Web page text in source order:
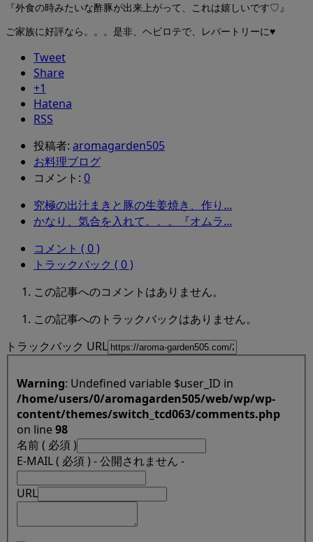
『外食の時みたいな酢豚が出来上がって、これは嬉しいです♡』
ご家族に好評なら。。。是非、ヘビロテで、レパートリーに♥
Tweet
Share
+1
Hatena
RSS
投稿者: aromagarden505
お料理ブログ
コメント: 0
究極の出汁まきと豚の生姜焼き、作り...
かなり、気合を入れて。。。『オムラ...
コメント ( 0 )
トラックバック ( 0 )
この記事へのコメントはありません。
この記事へのトラックバックはありません。
トラックバック URL
Warning : Undefined variable $user_ID in
/home/users/0/aromagarden505/web/wp/wp-
content/themes/switch_tcd063/comments.php
on line98
名前 ( 必須 )
E-MAIL ( 必須 ) - 公開されません -
URL